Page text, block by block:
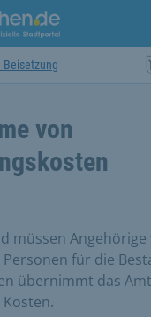
Beisetzung
von
müssen Angehörige
für die
übernimmt das